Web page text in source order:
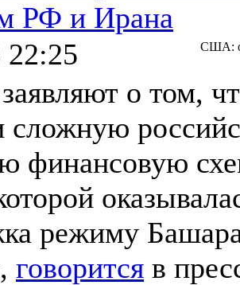
РФ и Ирана
22:25
США:
о том,
сложную
финансовую
режиму
говорится в